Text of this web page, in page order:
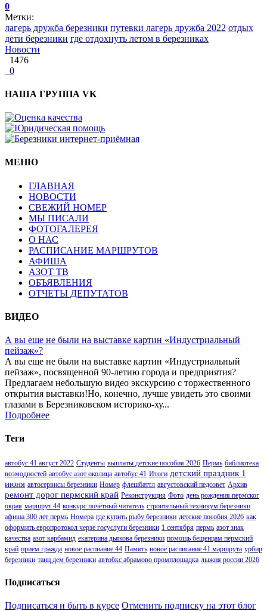
0
Метки:
лагерь дружба березники путевки лагерь дружба 2022 отдых
дети березники где отдохнуть летом в березниках
Новости
1476
0
НАША ГРУППА VK
МЕНЮ
ГЛАВНАЯ
НОВОСТИ
СВЕЖИЙ НОМЕР
МЫ ПИСАЛИ
ФОТОГАЛЕРЕЯ
О НАС
РАСПИСАНИЕ МАРШРУТОВ
АФИША
АЗОТ ТВ
ОБЪЯВЛЕНИЯ
ОТЧЕТЫ ДЕПУТАТОВ
ВИДЕО
А вы еще не были на выставке картин «Индустриальный
пейзаж»?
А вы еще не были на выставке картин «Индустриальный
пейзаж», посвященной 90-летию города и предприятия?
Предлагаем небольшую видео экскурсию с торжественного
открытия выставки!Но, конечно, лучше увидеть это своими
глазами в Березниковском историко-ху...
Подробнее
Теги
автобус 41 август 2022 Студенты выплаты детские пособия 2026 Пермь библиотека
возмодностей автобус азот околица автобус 41 Итоги детский праздник 1
июня автосервисы березники Номер флешбаттл августовский педсовет Архив
ремонт дорог пермский край Реконструкция Фото день рождения пермског
окрая маршрут 44 конкурс почётный читатель строительный техникум березники
афиша 300 лет пермь Номера где купить рыбу березники детские пособия 2026 как
оформить европротокол черзе госуслуги березники 1 сентября пермь азот знак
качества азот карбамид екатерина дьякова березники помощь бещенцам пермский
край прием гражда новое распиание 44 Память новое расписание 41 маршрута урбир
березники танц дем березники автобкс абрамово промплощадка лыжня россии 2026
Подписаться
Подписаться и быть в курсе Отменить подписку на этот блог